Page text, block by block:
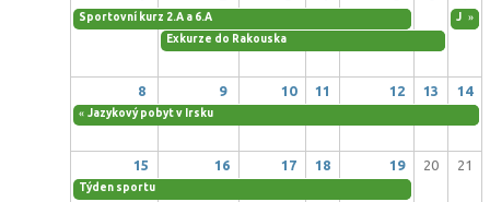
Sportovní kurz 2.A a 6.A
»
Exkurze do Rakouska
8 9 10 11 12 13 14
« Jazykový pobyt v Irsku
15 16 17 18 19 20 21
Týden sportu